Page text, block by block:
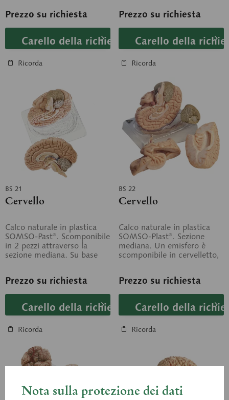
Prezzo su richiesta
Carello della richiesta
Ricorda
Prezzo su richiesta
Carello della
Ricorda
BS 21
Cervello
Calco naturale in plastica
SOMSO-Past®. Scomponibile
in 2 pezzi attraverso la
sezione mediana. Su base
Prezzo su richiesta
Carello della richiesta
Ricorda
BS 22
Cervello
Calco naturale in plastica
SOMSO-Plast®. Sezione
mediana. Un emisfero è
scomponibile in cervelletto,
Prezzo su richiesta
Carello della
Ricorda
Nota sulla protezione dei dati